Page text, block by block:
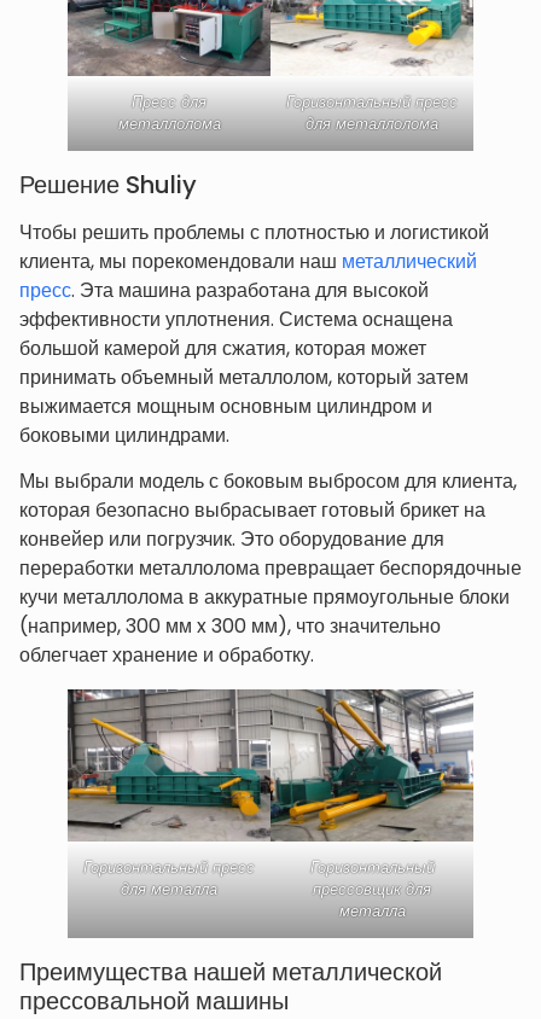
Пресс для
металлолома
Горизонтальный пресс
для металлолома
Решение Shuliy
Чтобы решить проблемы с плотностью и логистикой
клиента, мы порекомендовали наш металлический
пресс. Эта машина разработана для высокой
эффективности уплотнения. Система оснащена
большой камерой для сжатия, которая может
принимать объемный металлолом, который затем
выжимается мощным основным цилиндром и
боковыми цилиндрами.
Мы выбрали модель с боковым выбросом для клиента,
которая безопасно выбрасывает готовый брикет на
конвейер или погрузчик. Это оборудование для
переработки металлолома превращает беспорядочные
кучи металлолома в аккуратные прямоугольные блоки
(например, 300 мм x 300 мм), что значительно
облегчает хранение и обработку.
Горизонтальный пресс
для металла
Горизонтальный
прессовщик для
металла
Преимущества нашей металлической
прессовальной машины